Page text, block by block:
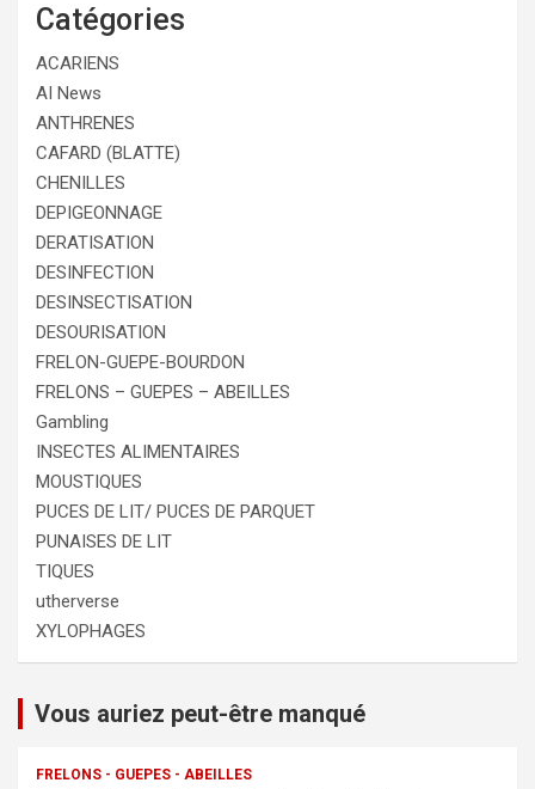
Catégories
ACARIENS
AI News
ANTHRENES
CAFARD (BLATTE)
CHENILLES
DEPIGEONNAGE
DERATISATION
DESINFECTION
DESINSECTISATION
DESOURISATION
FRELON-GUEPE-BOURDON
FRELONS – GUEPES – ABEILLES
Gambling
INSECTES ALIMENTAIRES
MOUSTIQUES
PUCES DE LIT/ PUCES DE PARQUET
PUNAISES DE LIT
TIQUES
utherverse
XYLOPHAGES
Vous auriez peut-être manqué
FRELONS - GUEPES - ABEILLES